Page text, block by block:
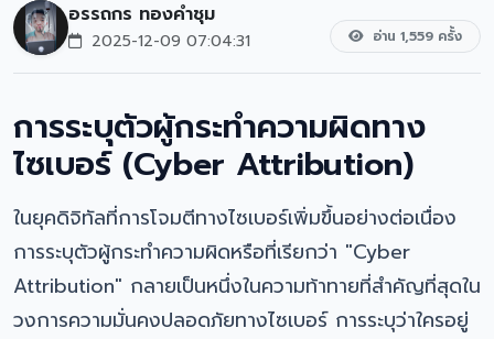
อรรถกร ทองคำชุม
2025-12-09 07:04:31 อ่าน 1,559 ครั้ง
การระบุตัวผู้กระทำความผิดทาง
ไซเบอร์ (Cyber Attribution)
ในยุคดิจิทัลที่การโจมตีทางไซเบอร์เพิ่มขึ้นอย่างต่อเนื่อง
การระบุตัวผู้กระทำความผิดหรือที่เรียกว่า "Cyber
Attribution" กลายเป็นหนึ่งในความท้าทายที่สำคัญที่สุดใน
วงการความมั่นคงปลอดภัยทางไซเบอร์ การระบุว่าใครอยู่